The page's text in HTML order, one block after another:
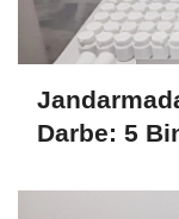
Darbe: 5